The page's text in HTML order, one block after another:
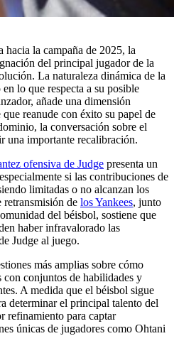
hacia la campaña de 2025, la
del principal jugador de la
La naturaleza dinámica de la
lo que respecta a su posible
añade una dimensión
reanude con éxito su papel de
la conversación sobre el
una importante recalibración.
ofensiva de Judge presenta un
si las contribuciones de
limitadas o no alcanzan los
retransmisión de los Yankees, junto
del béisbol, sostiene que
haber infravalorado las
Judge al juego.
más amplias sobre cómo
conjuntos de habilidades y
A medida que el béisbol sigue
determinar el principal talento del
refinamiento para captar
únicas de jugadores como Ohtani